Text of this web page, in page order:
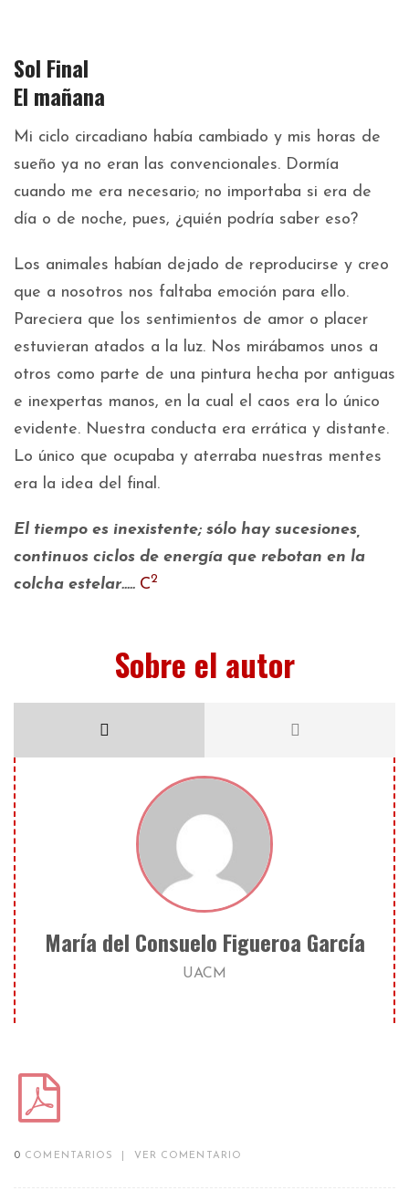
Sol Final
El mañana
Mi ciclo circadiano había cambiado y mis horas de
sueño ya no eran las convencionales. Dormía
cuando me era necesario; no importaba si era de
día o de noche, pues, ¿quién podría saber eso?
Los animales habían dejado de reproducirse y creo
que a nosotros nos faltaba emoción para ello.
Pareciera que los sentimientos de amor o placer
estuvieran atados a la luz. Nos mirábamos unos a
otros como parte de una pintura hecha por antiguas
e inexpertas manos, en la cual el caos era lo único
evidente. Nuestra conducta era errática y distante.
Lo único que ocupaba y aterraba nuestras mentes
era la idea del final.
El tiempo es inexistente; sólo hay sucesiones,
continuos ciclos de energía que rebotan en la
colcha estelar….. C2
Sobre el autor
María del Consuelo Figueroa García
UACM
0 COMENTARIOS VER COMENTARIO